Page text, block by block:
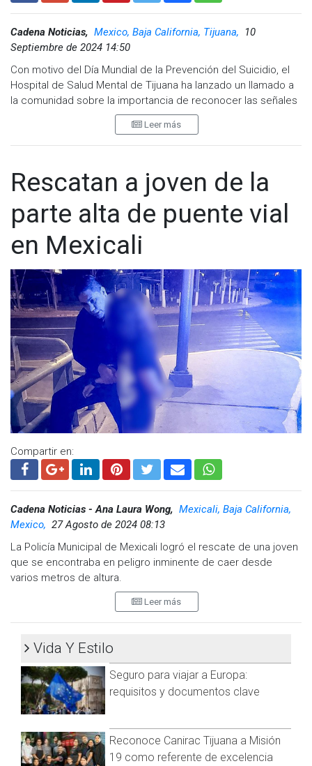
Cadena Noticias, Mexico, Baja California, Tijuana,
10
Septiembre de 2024 14:50
Con motivo del Día Mundial de la Prevención del Suicidio, el
Hospital de Salud Mental de Tijuana ha lanzado un llamado a
la comunidad sobre la importancia de reconocer las señales
de alerta en jóvenes. La Psicóloga Samantha Brand destacó
que cada año se suicidan cerca de un millón de personas en
el mundo y que este fenómeno es la tercera causa de
Durante pláticas en el COBACH Plantel Rubén Vizcaíno, se
abordaron factores de riesgo como el acoso escolar, la
presión social y los problemas familiares. Brand subrayó la
relevancia de estar atentos a cambios en el comportamiento
de amigos y familiares, e invitó a la sociedad a fortalecer la
necesario.
El hospital también promueve la campaña “Di SÍ a la vida”, que
busca generar conciencia sobre la prevención del suicidio y
promover el apoyo emocional en el entorno familiar y escolar.
Visita y accede a todo nuestro contenido |
www.cadenanoticias.com| Twitter:@cadena_noticias
Facebook:
@cadenanoticiasmx
| Instagram:
@cadenanoticiasmx| TikTok:@CadenaNoticias|
Whatsapp:
@CadenaNoticias| Telegram: @CadenaNoticias
Leer más
Rescatan a joven de la
parte alta de puente vial
en Mexicali
Compartir en:
Cadena Noticias - Ana Laura Wong, Mexicali, Baja California,
Mexico, 27 Agosto de 2024 08:13
La Policía Municipal de Mexicali logró el rescate de una joven
que se encontraba en peligro inminente de caer desde
varios metros de altura.
Los hechos ocurrieron en la parte alta del paso a desnivel
arrojarse.
Fue durante recorridos de vigilancia que presenciaron la
situación y arribaron rápidamente al lugar, desplegando el
protocolo de actuación que permitió salvaguardar la
inmediato y lograron persuadirla para que desistiera de sus
intenciones.
Leer más
Vida Y Estilo
Seguro para viajar a Europa:
requisitos y documentos clave
Reconoce Canirac Tijuana a Misión
19 como referente de excelencia